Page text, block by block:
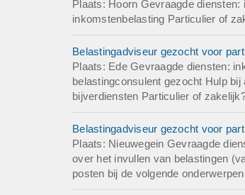
Plaats: Hoorn Gevraagde
inkomstenbelasting Particulier of
Belastingadviseur gezocht voor
Plaats: Ede Gevraagde diensten:
belastingconsulent gezocht Hulp
bijverdiensten Particulier of
Belastingadviseur gezocht voor
Plaats: Nieuwegein Gevraagde
over het invullen van belastingen
posten bij de volgende